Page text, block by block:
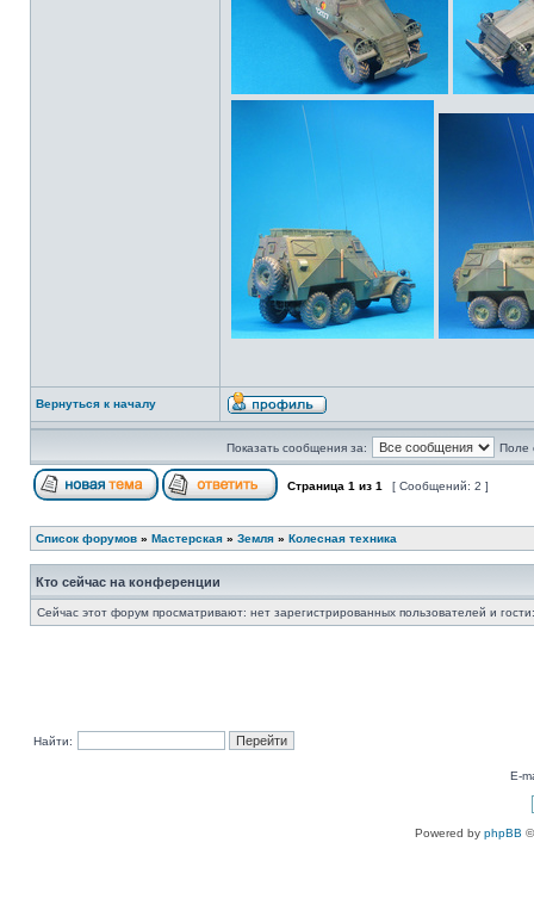
Вернуться к началу
Показать сообщения за: Поле
Страница 1 из 1 [ Сообщений: 2 ]
Список форумов » Мастерская » Земля » Колесная техника
Кто сейчас на конференции
Сейчас этот форум просматривают: нет зарегистрированных пользователей и
Найти:
E-
Powered by phpBB